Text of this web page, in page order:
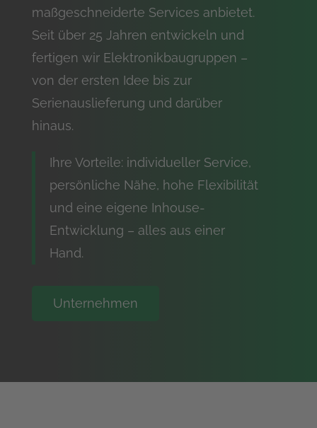
maßgeschneiderte Services anbietet.
Seit über 25 Jahren entwickeln und
fertigen wir Elektronikbaugruppen –
von der ersten Idee bis zur
Serienauslieferung und darüber
hinaus.
Ihre Vorteile: individueller Service,
persönliche Nähe, hohe Flexibilität
und eine eigene Inhouse-
Entwicklung – alles aus einer
Hand.
Unternehmen